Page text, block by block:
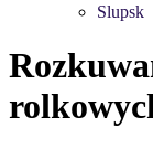
Slupsk